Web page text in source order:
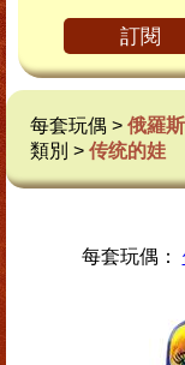
訂閱
每套玩偶 > 俄羅
類別 > 传统的娃
每套玩偶：